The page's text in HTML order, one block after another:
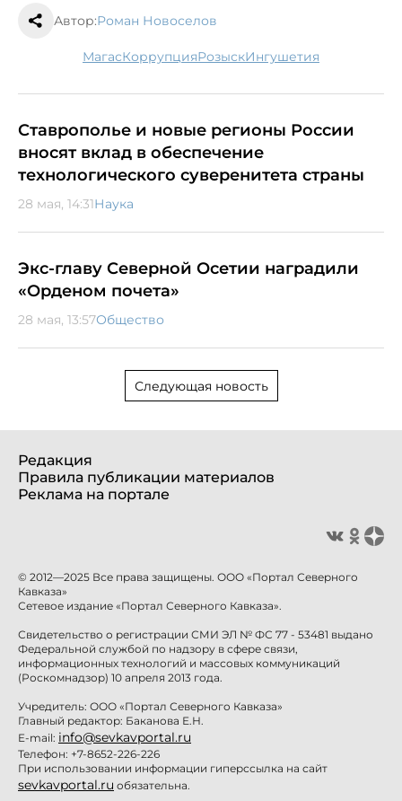
Автор:Роман Новоселов
Магас коррупция розыск Ингушетия
Ставрополье и новые регионы России
вносят вклад в обеспечение
технологического суверенитета страны
28 мая, 14:31Наука
Экс-главу Северной Осетии наградили
«Орденом почета»
28 мая, 13:57Общество
Следующая новость
Редакция
Правила публикации материалов
Реклама на портале
© 2012—2025 Все права защищены. ООО «Портал Северного
Кавказа»
Сетевое издание «Портал Северного Кавказа».
Свидетельство о регистрации СМИ ЭЛ № ФС 77 - 53481 выдано
Федеральной службой по надзору в сфере связи,
информационных технологий и массовых коммуникаций
(Роскомнадзор) 10 апреля 2013 года.
Учредитель: ООО «Портал Северного Кавказа»
Главный редактор: Баканова Е.Н.
E-mail: info@sevkavportal.ru
Телефон: +7-8652-226-226
При использовании информации гиперссылка на сайт
sevkavportal.ru обязательна.